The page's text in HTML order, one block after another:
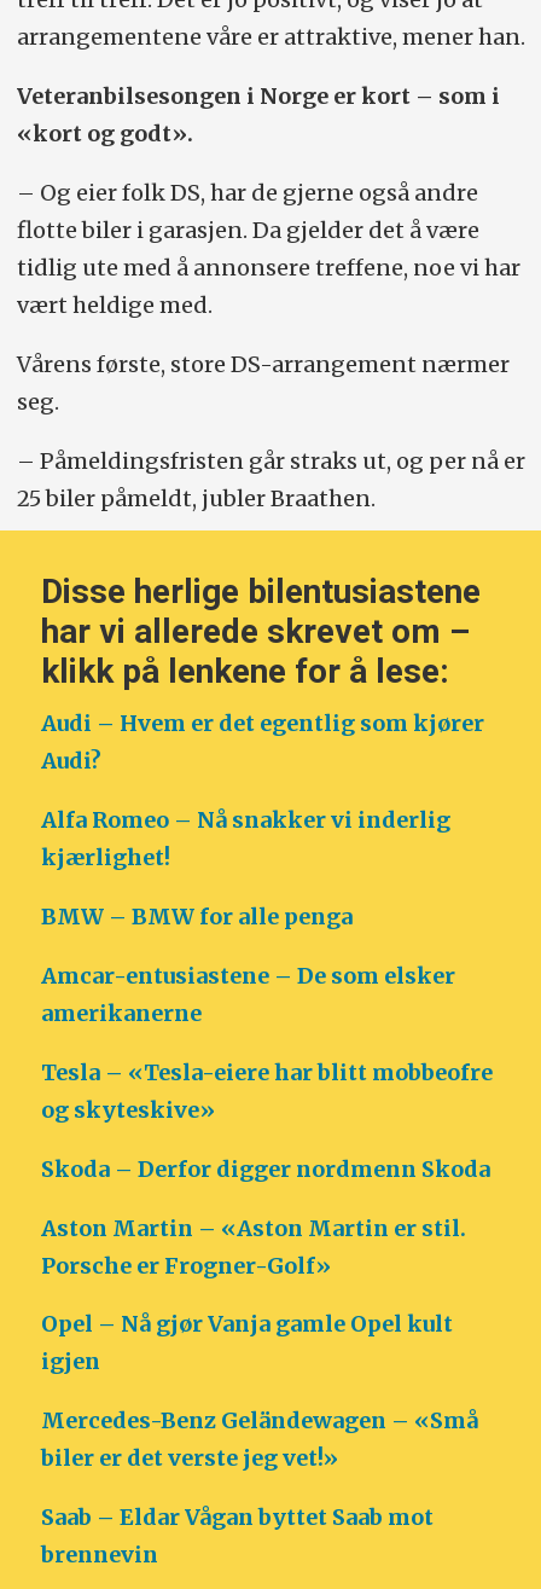
arrangementene våre er attraktive, mener han.
Veteranbilsesongen i Norge er kort – som i
«kort og godt».
– Og eier folk DS, har de gjerne også andre
flotte biler i garasjen. Da gjelder det å være
tidlig ute med å annonsere treffene, noe vi har
vært heldige med.
Vårens første, store DS-arrangement nærmer
seg.
– Påmeldingsfristen går straks ut, og per nå er
25 biler påmeldt, jubler Braathen.
Disse herlige bilentusiastene
har vi allerede skrevet om –
klikk på lenkene for å lese:
Audi – Hvem er det egentlig som kjører
Audi?
Alfa Romeo – Nå snakker vi inderlig
kjærlighet!
BMW – BMW for alle penga
Amcar-entusiastene – De som elsker
amerikanerne
Tesla – «Tesla-eiere har blitt mobbeofre
og skyteskive»
Skoda – Derfor digger nordmenn Skoda
Aston Martin – «Aston Martin er stil.
Porsche er Frogner-Golf»
Opel – Nå gjør Vanja gamle Opel kult
igjen
Mercedes-Benz Geländewagen – «Små
biler er det verste jeg vet!»
Saab – Eldar Vågan byttet Saab mot
brennevin